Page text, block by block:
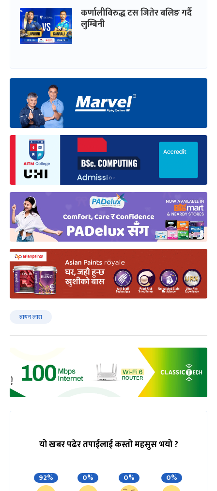
कर्णालीविरुद्ध टस जितेर बलिङ गर्दै
लुम्बिनी
ब्रायन लारा
यो खबर पढेर तपाईलाई कस्तो महसुस भयो ?
92% 0% 0% 0%